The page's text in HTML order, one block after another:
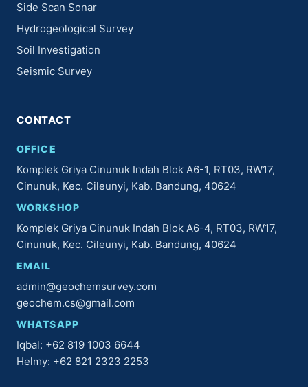
Side Scan Sonar
Hydrogeological Survey
Soil Investigation
Seismic Survey
CONTACT
OFFICE
Komplek Griya Cinunuk Indah Blok A6-1, RT03, RW17,
Cinunuk, Kec. Cileunyi, Kab. Bandung, 40624
WORKSHOP
Komplek Griya Cinunuk Indah Blok A6-4, RT03, RW17,
Cinunuk, Kec. Cileunyi, Kab. Bandung, 40624
EMAIL
admin@geochemsurvey.com
geochem.cs@gmail.com
WHATSAPP
Iqbal: +62 819 1003 6644
Helmy: +62 821 2323 2253